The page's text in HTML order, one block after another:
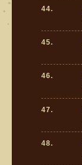
44.
45.
46.
47.
48.